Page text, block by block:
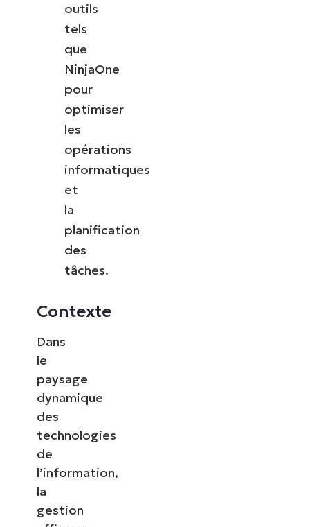
outils
tels
que
NinjaOne
pour
optimiser
les
opérations
informatiques
et
la
planification
des
tâches.
Contexte
Dans
le
paysage
dynamique
des
technologies
de
l’information,
la
gestion